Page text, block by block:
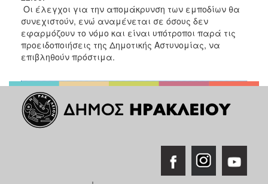
Οι έλεγχοι για την απομάκρυνση των εμποδίων θα
συνεχιστούν, ενώ αναμένεται σε όσους δεν
εφαρμόζουν το νόμο και είναι υπότροποι παρά τις
προειδοποιήσεις της Δημοτικής Αστυνομίας, να
επιβληθούν πρόστιμα.